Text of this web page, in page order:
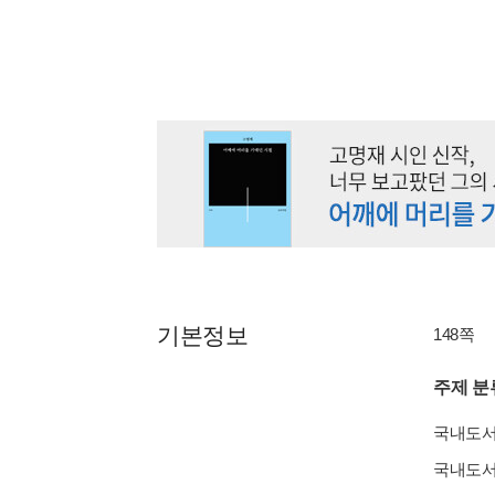
기본정보 148쪽
주제 분
국내도
국내도